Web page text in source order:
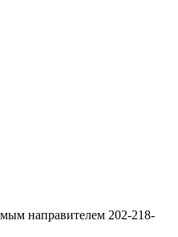
направителем 202-218-